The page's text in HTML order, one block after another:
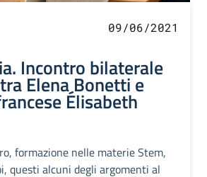
09/06/2021
Incontro bilaterale
Elena Bonetti e
Élisabeth
formazione nelle materie Stem,
questi alcuni degli argomenti al